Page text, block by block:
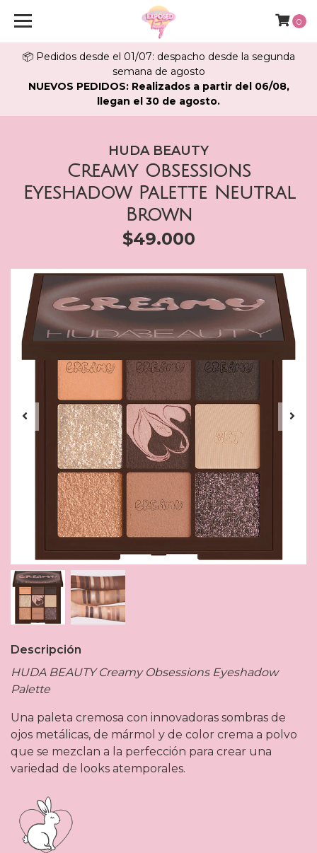
📦 Pedidos desde el 01/07: despacho desde la segunda
semana de agosto
NUEVOS PEDIDOS: Realizados a partir del 06/08,
llegan el 30 de agosto.
0
HUDA BEAUTY
Creamy Obsessions
Eyeshadow Palette Neutral
Brown
$49.000
Descripción
HUDA BEAUTY Creamy Obsessions Eyeshadow
Palette
Una paleta cremosa con innovadoras sombras de
ojos metálicas, de mármol y de color crema a polvo
que se mezclan a la perfección para crear una
variedad de looks atemporales.